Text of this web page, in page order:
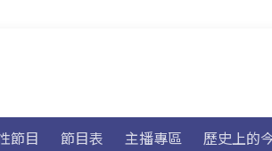
節目 節目表 主播專區 歷史上的